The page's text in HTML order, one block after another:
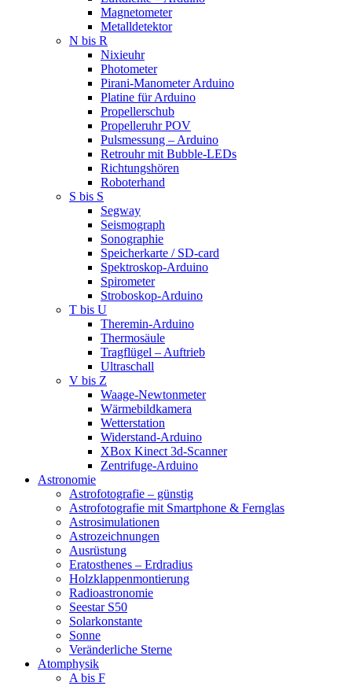
Magnetometer
Metalldetektor
N bis R
Nixieuhr
Photometer
Pirani-Manometer Arduino
Platine für Arduino
Propellerschub
Propelleruhr POV
Pulsmessung – Arduino
Retrouhr mit Bubble-LEDs
Richtungshören
Roboterhand
S bis S
Segway
Seismograph
Sonographie
Speicherkarte / SD-card
Spektroskop-Arduino
Spirometer
Stroboskop-Arduino
T bis U
Theremin-Arduino
Thermosäule
Tragflügel – Auftrieb
Ultraschall
V bis Z
Waage-Newtonmeter
Wärmebildkamera
Wetterstation
Widerstand-Arduino
XBox Kinect 3d-Scanner
Zentrifuge-Arduino
Astronomie
Astrofotografie – günstig
Astrofotografie mit Smartphone & Fernglas
Astrosimulationen
Astrozeichnungen
Ausrüstung
Eratosthenes – Erdradius
Holzklappenmontierung
Radioastronomie
Seestar S50
Solarkonstante
Sonne
Veränderliche Sterne
Atomphysik
A bis F